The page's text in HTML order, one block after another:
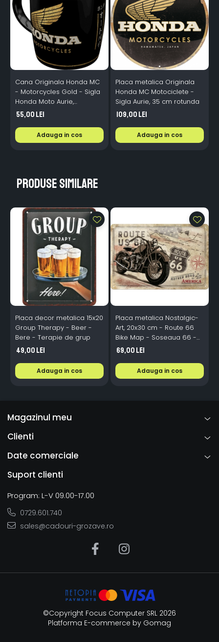
Cana Originala Honda MC
- Motorcycles Gold - Sigla
Honda Moto Aurie,
ceramica, 330 ml
55,00 Lei
Adauga in cos
Placa metalica Originala
Honda MC Motociclete -
Sigla Aurie, 35 cm rotunda
109,00 Lei
Adauga in cos
Produse similare
Placa decor metalica 15x20
Group Therapy - Beer -
Bere - Terapie de grup
49,00 Lei
Adauga in cos
Placa metalica Nostalgic-
Art, 20x30 cm - Route 66
Bike Map - Soseaua 66 -
Motocicleta si Harta
69,00 Lei
Adauga in cos
Magazinul meu
Clienti
Date comerciale
Suport clienti
Program: L-V 09.00-17.00
0729.601.740
sales@cadouri-grozave.ro
©Copyright Focus Computer SRL 2026
Platforma E-commerce by Gomag